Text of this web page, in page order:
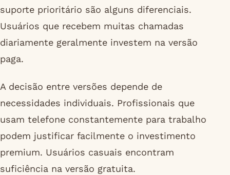
suporte prioritário são alguns diferenciais.
Usuários que recebem muitas chamadas
diariamente geralmente investem na versão
paga.
A decisão entre versões depende de
necessidades individuais. Profissionais que
usam telefone constantemente para trabalho
podem justificar facilmente o investimento
premium. Usuários casuais encontram
suficiência na versão gratuita.